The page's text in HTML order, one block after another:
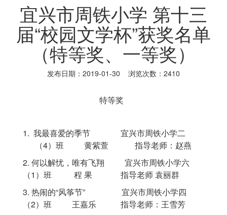
宜兴市周铁小学 第十三
届“校园文学杯”获奖名单
（特等奖、一等奖）
发布日期：2019-01-30 浏览次数：2410
特等奖
1. 我最喜爱的季节
宜兴市周铁小学二
（4）班 黄紫萱
指导老师：赵燕
2. 何以解忧，唯有飞翔
宜兴市周铁小学六
（1 ）班 程 果 指导老师 袁丽群
3. 热闹的“风筝节” 宜兴市周铁小学四
（2） 班 王嘉乐
指导老师：王雪芳